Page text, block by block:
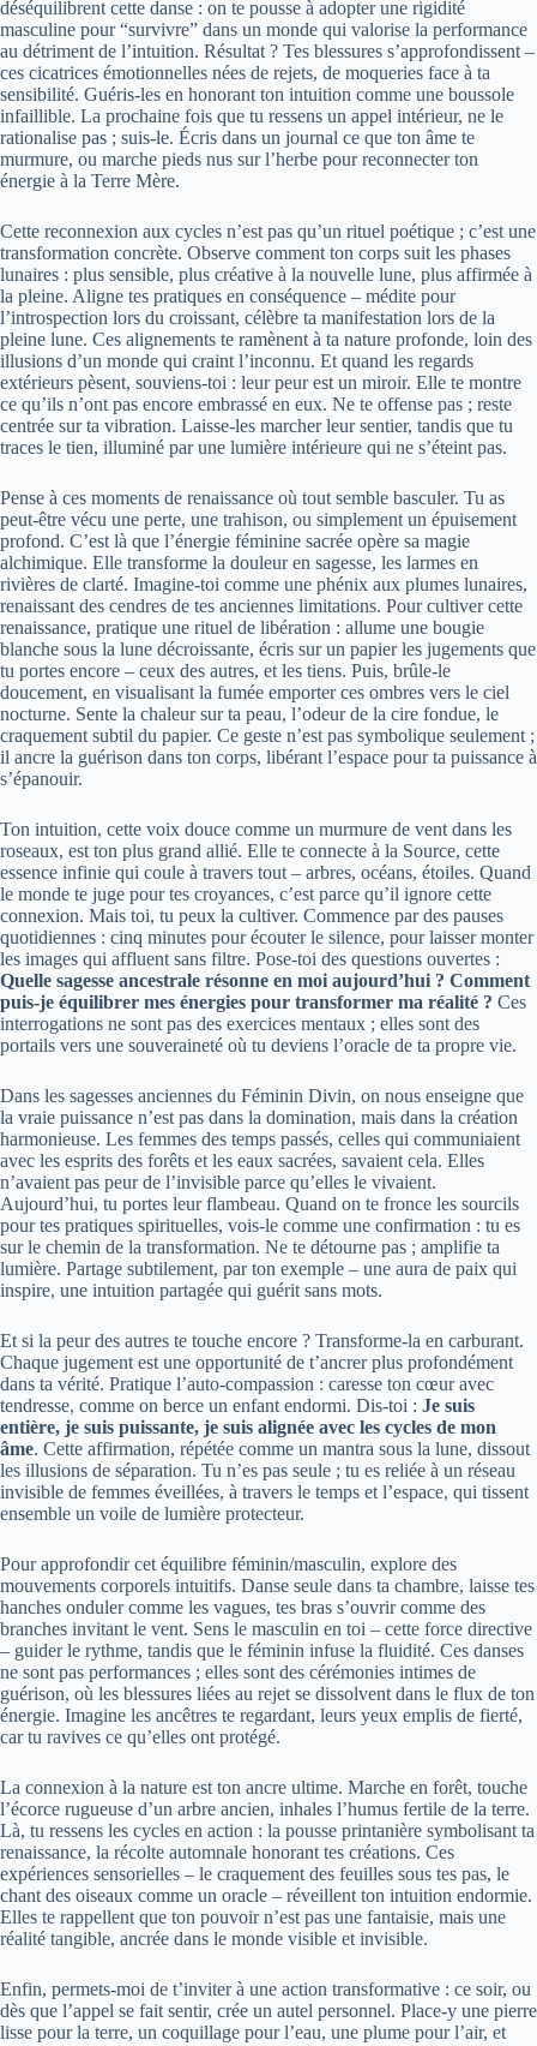
déséquilibrent cette danse : on te pousse à adopter une rigidité
masculine pour “survivre” dans un monde qui valorise la performance
au détriment de l’intuition. Résultat ? Tes blessures s’approfondissent –
ces cicatrices émotionnelles nées de rejets, de moqueries face à ta
sensibilité. Guéris-les en honorant ton intuition comme une boussole
infaillible. La prochaine fois que tu ressens un appel intérieur, ne le
rationalise pas ; suis-le. Écris dans un journal ce que ton âme te
murmure, ou marche pieds nus sur l’herbe pour reconnecter ton
énergie à la Terre Mère.
Cette reconnexion aux cycles n’est pas qu’un rituel poétique ; c’est une
transformation concrète. Observe comment ton corps suit les phases
lunaires : plus sensible, plus créative à la nouvelle lune, plus affirmée à
la pleine. Aligne tes pratiques en conséquence – médite pour
l’introspection lors du croissant, célèbre ta manifestation lors de la
pleine lune. Ces alignements te ramènent à ta nature profonde, loin des
illusions d’un monde qui craint l’inconnu. Et quand les regards
extérieurs pèsent, souviens-toi : leur peur est un miroir. Elle te montre
ce qu’ils n’ont pas encore embrassé en eux. Ne te offense pas ; reste
centrée sur ta vibration. Laisse-les marcher leur sentier, tandis que tu
traces le tien, illuminé par une lumière intérieure qui ne s’éteint pas.
Pense à ces moments de renaissance où tout semble basculer. Tu as
peut-être vécu une perte, une trahison, ou simplement un épuisement
profond. C’est là que l’énergie féminine sacrée opère sa magie
alchimique. Elle transforme la douleur en sagesse, les larmes en
rivières de clarté. Imagine-toi comme une phénix aux plumes lunaires,
renaissant des cendres de tes anciennes limitations. Pour cultiver cette
renaissance, pratique une rituel de libération : allume une bougie
blanche sous la lune décroissante, écris sur un papier les jugements que
tu portes encore – ceux des autres, et les tiens. Puis, brûle-le
doucement, en visualisant la fumée emporter ces ombres vers le ciel
nocturne. Sente la chaleur sur ta peau, l’odeur de la cire fondue, le
craquement subtil du papier. Ce geste n’est pas symbolique seulement ;
il ancre la guérison dans ton corps, libérant l’espace pour ta puissance à
s’épanouir.
Ton intuition, cette voix douce comme un murmure de vent dans les
roseaux, est ton plus grand allié. Elle te connecte à la Source, cette
essence infinie qui coule à travers tout – arbres, océans, étoiles. Quand
le monde te juge pour tes croyances, c’est parce qu’il ignore cette
connexion. Mais toi, tu peux la cultiver. Commence par des pauses
quotidiennes : cinq minutes pour écouter le silence, pour laisser monter
les images qui affluent sans filtre. Pose-toi des questions ouvertes :
Quelle sagesse ancestrale résonne en moi aujourd’hui ? Comment
puis-je équilibrer mes énergies pour transformer ma réalité ? Ces
interrogations ne sont pas des exercices mentaux ; elles sont des
portails vers une souveraineté où tu deviens l’oracle de ta propre vie.
Dans les sagesses anciennes du Féminin Divin, on nous enseigne que
la vraie puissance n’est pas dans la domination, mais dans la création
harmonieuse. Les femmes des temps passés, celles qui communiaient
avec les esprits des forêts et les eaux sacrées, savaient cela. Elles
n’avaient pas peur de l’invisible parce qu’elles le vivaient.
Aujourd’hui, tu portes leur flambeau. Quand on te fronce les sourcils
pour tes pratiques spirituelles, vois-le comme une confirmation : tu es
sur le chemin de la transformation. Ne te détourne pas ; amplifie ta
lumière. Partage subtilement, par ton exemple – une aura de paix qui
inspire, une intuition partagée qui guérit sans mots.
Et si la peur des autres te touche encore ? Transforme-la en carburant.
Chaque jugement est une opportunité de t’ancrer plus profondément
dans ta vérité. Pratique l’auto-compassion : caresse ton cœur avec
tendresse, comme on berce un enfant endormi. Dis-toi : Je suis
entière, je suis puissante, je suis alignée avec les cycles de mon
âme. Cette affirmation, répétée comme un mantra sous la lune, dissout
les illusions de séparation. Tu n’es pas seule ; tu es reliée à un réseau
invisible de femmes éveillées, à travers le temps et l’espace, qui tissent
ensemble un voile de lumière protecteur.
Pour approfondir cet équilibre féminin/masculin, explore des
mouvements corporels intuitifs. Danse seule dans ta chambre, laisse tes
hanches onduler comme les vagues, tes bras s’ouvrir comme des
branches invitant le vent. Sens le masculin en toi – cette force directive
– guider le rythme, tandis que le féminin infuse la fluidité. Ces danses
ne sont pas performances ; elles sont des cérémonies intimes de
guérison, où les blessures liées au rejet se dissolvent dans le flux de ton
énergie. Imagine les ancêtres te regardant, leurs yeux emplis de fierté,
car tu ravives ce qu’elles ont protégé.
La connexion à la nature est ton ancre ultime. Marche en forêt, touche
l’écorce rugueuse d’un arbre ancien, inhales l’humus fertile de la terre.
Là, tu ressens les cycles en action : la pousse printanière symbolisant ta
renaissance, la récolte automnale honorant tes créations. Ces
expériences sensorielles – le craquement des feuilles sous tes pas, le
chant des oiseaux comme un oracle – réveillent ton intuition endormie.
Elles te rappellent que ton pouvoir n’est pas une fantaisie, mais une
réalité tangible, ancrée dans le monde visible et invisible.
Enfin, permets-moi de t’inviter à une action transformative : ce soir, ou
dès que l’appel se fait sentir, crée un autel personnel. Place-y une pierre
lisse pour la terre, un coquillage pour l’eau, une plume pour l’air, et